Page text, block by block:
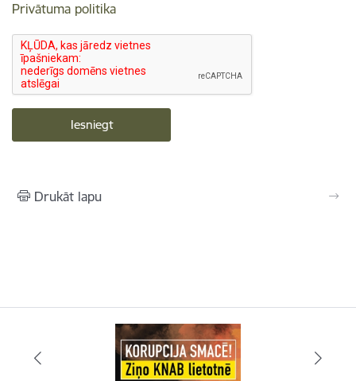
Privātuma politika
Drukāt lapu